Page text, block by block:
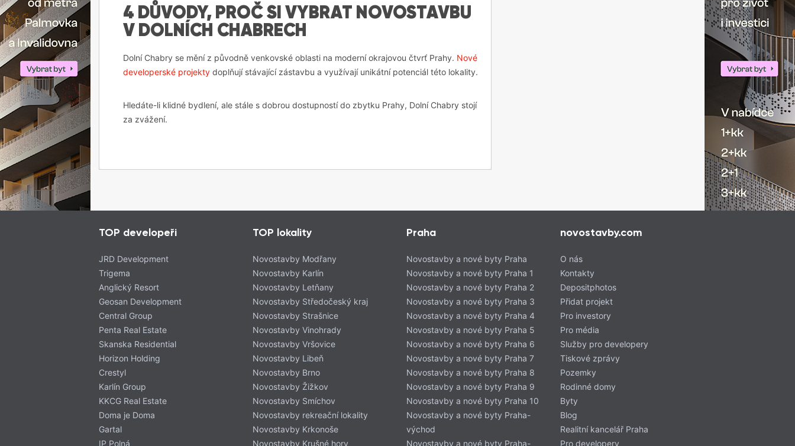
4 DŮVODY, PROČ SI VYBRAT NOVOSTAVBU
V DOLNÍCH CHABRECH
Dolní Chabry se mění z původně venkovské oblasti na moderní okrajovou čtvrť Prahy. Nové
developerské projekty doplňují stávající zástavbu a využívají unikátní potenciál této lokality.
Hledáte-li klidné bydlení, ale stále s dobrou dostupností do zbytku Prahy, Dolní Chabry stojí
za zvážení.
Klidná lokalita s vesnickou atmosférou
Dolní Chabry leží na severním okraji Prahy a tvoří faktickou hranici hlavního
města. Díky této poloze si lokalita stále zachovává příjemnou vesnickou
atmosféru a poklidný charakter, který je v ostrém kontrastu s ruchem
centrálních částí metropole.
Původní zástavba tvořená především rodinnými domy a zemědělskými
usedlostmi dodává čtvrti osobitý ráz a evokuje venkovskou idylu.
TOP developeři
JRD Development
Trigema
Anglický Resort
Geosan Development
Central Group
Penta Real Estate
Skanska Residential
Horizon Holding
Crestyl
Karlín Group
KKCG Real Estate
Doma je Doma
Gartal
IP Polná
TOP lokality
Novostavby Modřany
Novostavby Karlín
Novostavby Letňany
Novostavby Středočeský kraj
Novostavby Strašnice
Novostavby Vinohrady
Novostavby Vršovice
Novostavby Libeň
Novostavby Brno
Novostavby Žižkov
Novostavby Smíchov
Novostavby rekreační lokality
Novostavby Krkonoše
Novostavby Krušné hory
Praha
Novostavby a nové byty Praha
Novostavby a nové byty Praha 1
Novostavby a nové byty Praha 2
Novostavby a nové byty Praha 3
Novostavby a nové byty Praha 4
Novostavby a nové byty Praha 5
Novostavby a nové byty Praha 6
Novostavby a nové byty Praha 7
Novostavby a nové byty Praha 8
Novostavby a nové byty Praha 9
Novostavby a nové byty Praha 10
Novostavby a nové byty Praha-
východ
Novostavby a nové byty Praha-
novostavby.com
O nás
Kontakty
Depositphotos
Přidat projekt
Pro investory
Pro média
Služby pro developery
Tiskové zprávy
Pozemky
Rodinné domy
Byty
Blog
Realitní kancelář Praha
Pro developery